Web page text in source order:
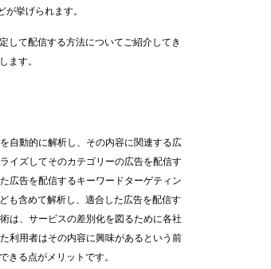
が挙げられます。
して配信する方法についてご紹介してき
ます。
自動的に解析し、その内容に関連する広
イズしてそのカテゴリーの広告を配信す
広告を配信するキーワードターゲティン
も含めて解析し、適合した広告を配信す
は、サービスの差別化を図るために各社
利用者はその内容に興味があるという前
きる点がメリットです。